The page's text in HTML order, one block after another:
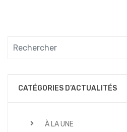
CATÉGORIES D’ACTUALITÉS
À LA UNE